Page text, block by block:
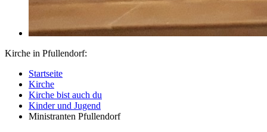
Kirche in Pfullendorf:
Startseite
Kirche
Kirche bist auch du
Kinder und Jugend
Ministranten Pfullendorf